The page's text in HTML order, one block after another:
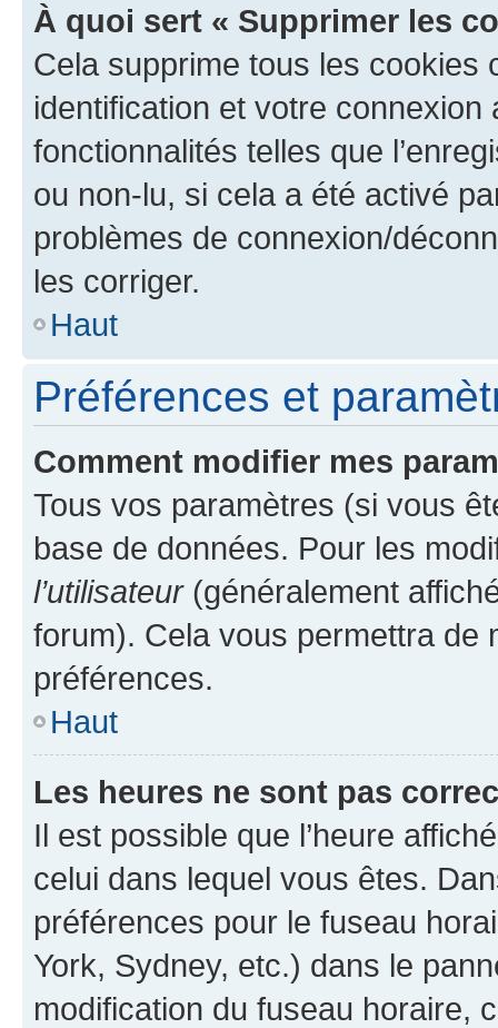
À quoi sert « Supprimer les
Cela supprime tous les cookies
identification et votre
fonctionnalités telles que
ou non-lu, si cela a été activé
problèmes de connexion/
les corriger.
Haut
Préférences et
Comment modifier mes
Tous vos paramètres (si vous
base de données. Pour les
l’utilisateur(généralement
forum). Cela vous permettra de
préférences.
Haut
Les heures ne sont pas
Il est possible que l’heure
celui dans lequel vous êtes.
préférences pour le fuseau
York, Sydney, etc.) dans le
modification du fuseau horaire,